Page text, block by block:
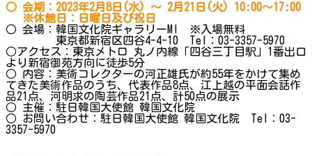
○ 会期：2023年2月8日(水) ～ 2月21日(火) 10:00～17:00
※休館日：日曜日及び祝日
○ 会場：韓国文化院ギャラリーMI ※入場無料
東京都新宿区四谷4-4-10 Tel：03-3357-5970
○アクセス：東京メトロ 丸ノ内線「四谷三丁目駅」1番出口
より新宿御苑方向に徒歩5分
○ 内容：美術コレクターの河正雄氏が約55年をかけて集め
てきた美術作品のうち、代表作品8点、江上越の平面会話作
品21点、河明求の陶芸作品21点、計50点の展示
○ 主催：駐日韓国大使館 韓国文化院
○ お問い合わせ：駐日韓国大使館 韓国文化院 Tel：03-
3357-5970